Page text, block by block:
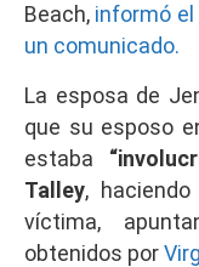
Beach, informó
un comunicado.
La esposa de
que su esposo
estaba
Talley,
víctima,
obtenidos por